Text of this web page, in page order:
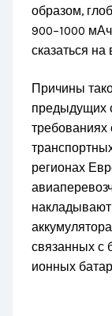
образом,
900–1000
сказаться
Причины
предыдущих
регионах
накладывают
связанных с
ионных